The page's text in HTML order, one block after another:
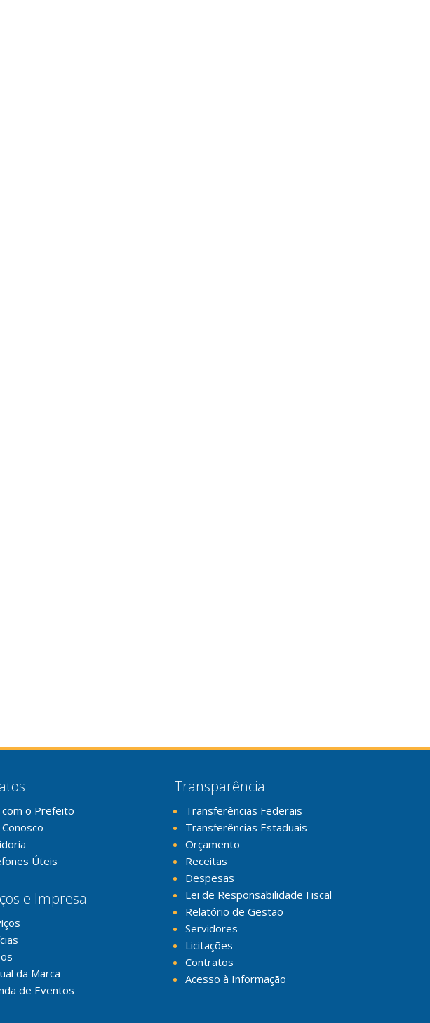
com o Prefeito
Conosco
Úteis
e Impresa
da Marca
de Eventos
Transparência
Transferências Federais
Transferências Estaduais
Orçamento
Receitas
Despesas
Lei de Responsabilidade Fiscal
Relatório de Gestão
Servidores
Licitações
Contratos
Acesso à Informação